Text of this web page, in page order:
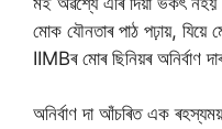
মোক যৌনতাৰ পাঠ পঢ়ায়, যিয়ে
IIMBৰ মোৰ ছিনিয়ৰ অনিৰ্বাণ
অনিৰ্বাণ দা আঁচৰিত এক